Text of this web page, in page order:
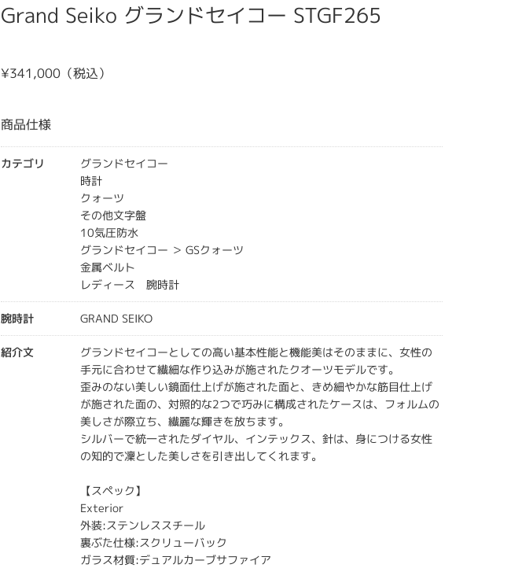
Grand Seiko グランドセイコー STGF265
¥341,000（税込）
商品仕様
カテゴリ
グランドセイコー
時計
クォーツ
その他文字盤
10気圧防水
グランドセイコー ＞ GSクォーツ
金属ベルト
レディース 腕時計
腕時計 GRAND SEIKO
紹介文
グランドセイコーとしての高い基本性能と機能美はそのままに、女性の
手元に合わせて繊細な作り込みが施されたクオーツモデルです。
歪みのない美しい鏡面仕上げが施された面と、きめ細やかな筋目仕上げ
が施された面の、対照的な2つで巧みに構成されたケースは、フォルムの
美しさが際立ち、繊麗な輝きを放ちます。
シルバーで統一されたダイヤル、インテックス、針は、身につける女性
の知的で凜とした美しさを引き出してくれます。
【スペック】
Exterior
外装:ステンレススチール
裏ぶた仕様:スクリューバック
ガラス材質:デュアルカーブサファイア